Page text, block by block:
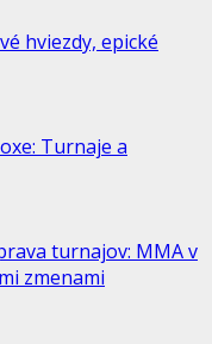
hviezdy, epické
Turnaje a
turnajov: MMA v
zmenami